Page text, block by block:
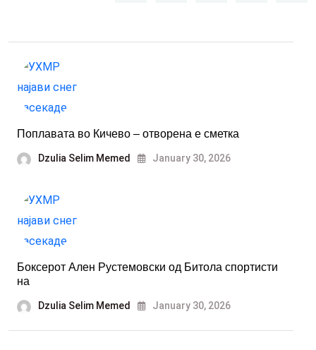
Поплавата во Кичево ‒ отворена е сметка
Dzulia Selim Memed January 30, 2026
Боксерот Ален Рустемовски од Битола спортисти
на
Dzulia Selim Memed January 30, 2026